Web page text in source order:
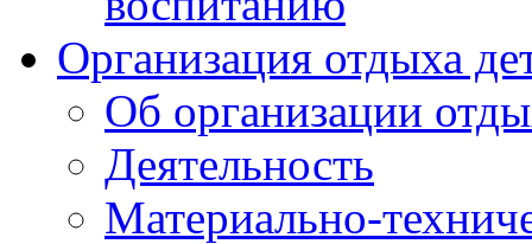
Организация отдыха
Об организации
Деятельность
Материально-